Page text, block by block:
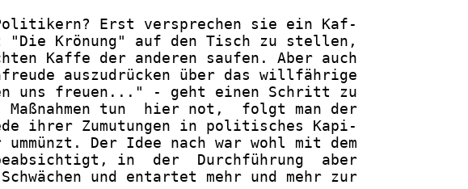
Erst versprechen sie ein Kaf-
Krönung" auf den Tisch zu stellen,
Kaffe der anderen saufen. Aber auch
auszudrücken über das willfährige
uns freuen..." - geht einen Schritt zu
Maßnahmen tun  hier not,  folgt man der
ihrer Zumutungen in politisches Kapi-
ummünzt. Der Idee nach war wohl mit dem
in  der  Durchführung  aber
und entartet mehr und mehr zur